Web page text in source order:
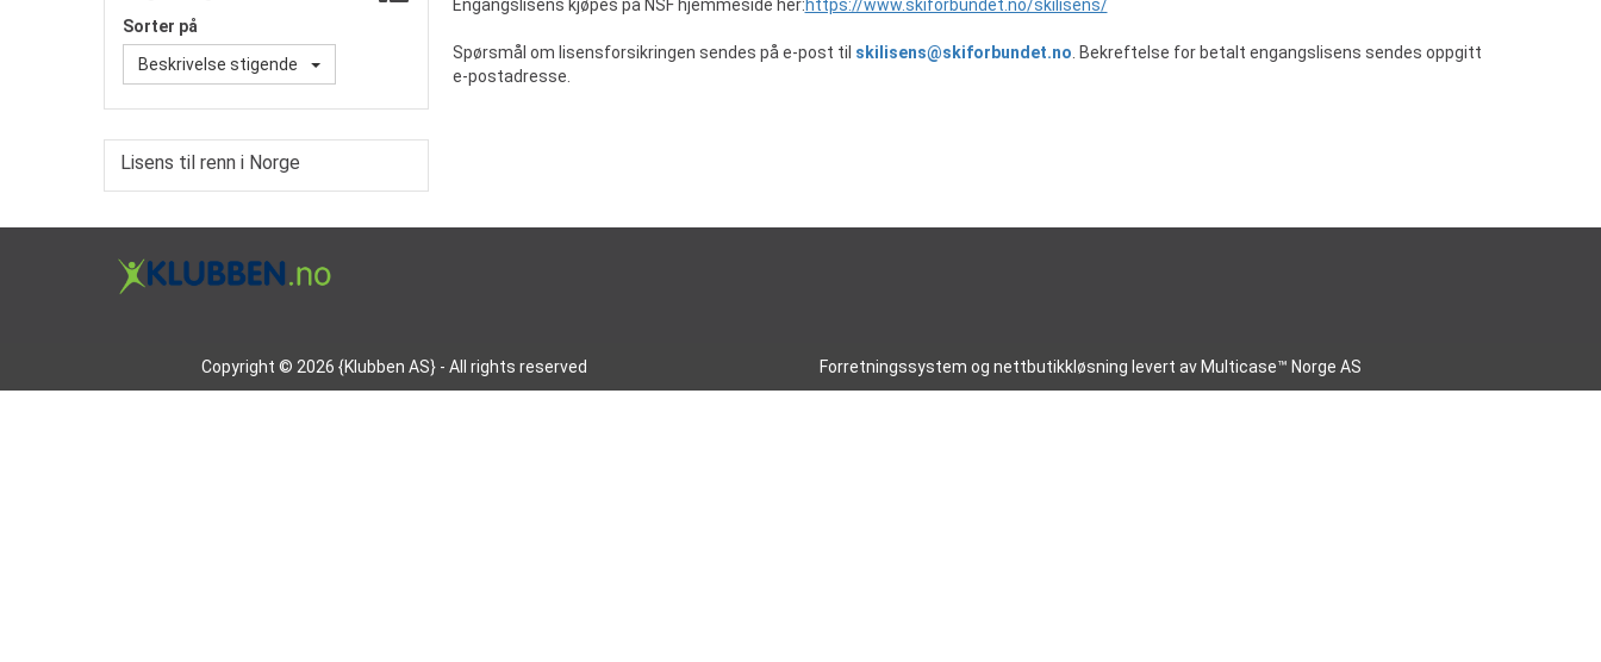
Sorter på
Beskrivelse stigende
Lisens til renn i Norge
Engangslisens kjøpes på NSF hjemmeside her:https://www.skiforbundet.no/skilisens/
Spørsmål om lisensforsikringen sendes på e-post til skilisens@skiforbundet.no . Bekreftelse for betalt engangslisens sendes oppgitt
e-postadresse.
Copyright © 2026 {Klubben AS} - All rights reserved Forretningssystem ognettbutikkløsning levert av Multicase™ Norge AS